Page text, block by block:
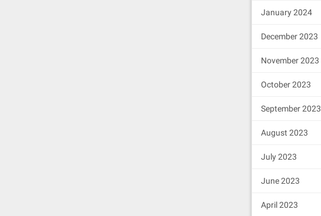
January 2024
December 2023
November 2023
October 2023
September 2023
August 2023
July 2023
June 2023
April 2023